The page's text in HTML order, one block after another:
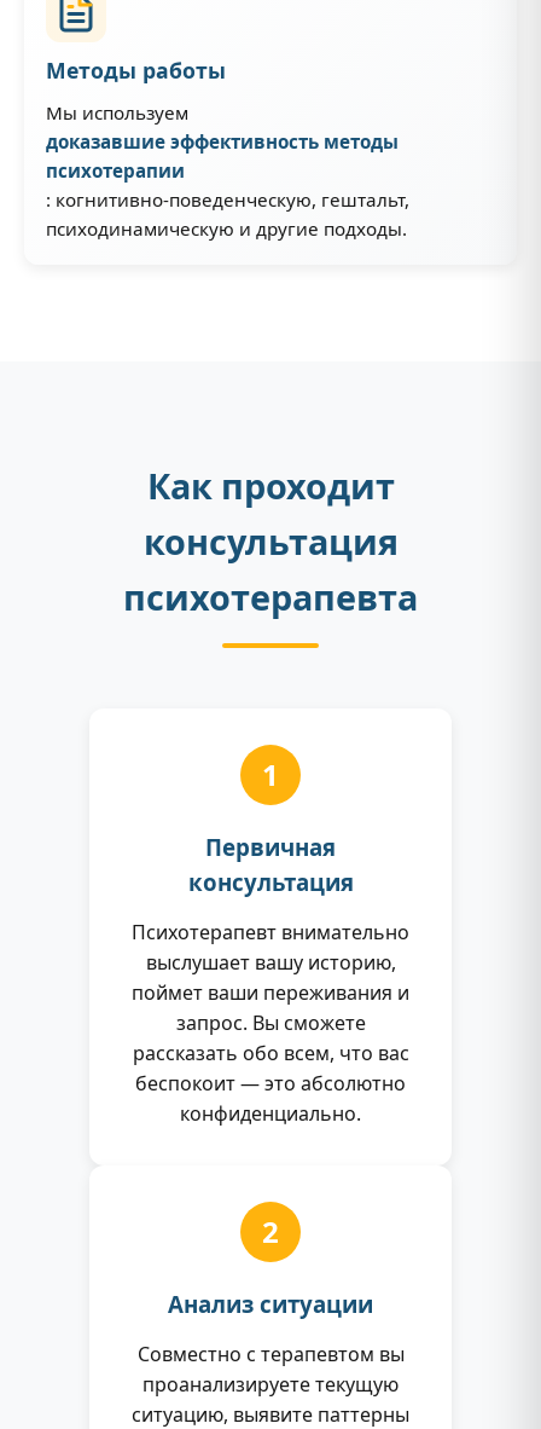
Методы работы
Мы используем
доказавшие эффективность методы
психотерапии
: когнитивно-поведенческую, гештальт,
психодинамическую и другие подходы.
Как проходит
консультация
психотерапевта
1
Первичная
консультация
Психотерапевт внимательно
выслушает вашу историю,
поймет ваши переживания и
запрос. Вы сможете
рассказать обо всем, что вас
беспокоит — это абсолютно
конфиденциально.
2
Анализ ситуации
Совместно с терапевтом вы
проанализируете текущую
ситуацию, выявите паттерны